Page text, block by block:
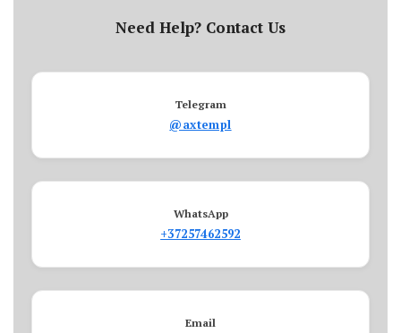
Need Help? Contact Us
Telegram
@axtempl
WhatsApp
+37257462592
Email